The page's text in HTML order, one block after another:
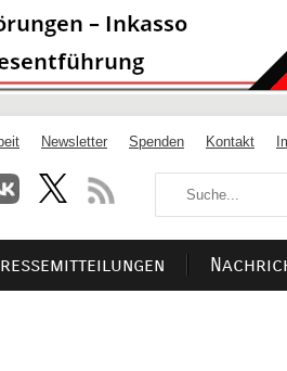
Newsletter Spenden Kontakt